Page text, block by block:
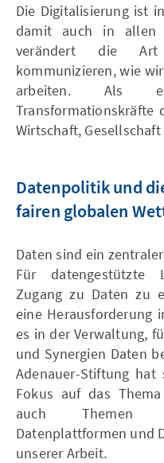
Die Digitalisierung ist
damit auch in allen
verändert die
kommunizieren, wie
arbeiten. Als
Transformationskräfte
Wirtschaft,
Datenpolitik und
fairen globalen
Daten sind ein
Für datengestützte
Zugang zu Daten zu
eine Herausforderung
es in der Verwaltung,
und Synergien Daten
Adenauer-Stiftung
Fokus auf das
auch Themen
Datenplattformen und
unserer Arbeit.